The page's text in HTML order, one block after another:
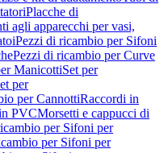
Placche di
agli apparecchi per vasi,
Pezzi di ricambio per Sifoni
Pezzi di ricambio per Curve
ManicottiSet per
per
per CannottiRaccordi in
PVCMorsetti e cappucci di
per Sifoni per
per Sifoni per